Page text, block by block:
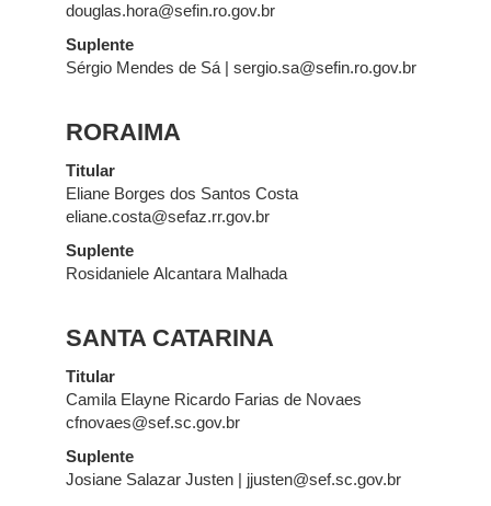
douglas.hora@sefin.ro.gov.br
Suplente
Sérgio Mendes de Sá | sergio.sa@sefin.ro.gov.br
RORAIMA
Titular
Eliane Borges dos Santos Costa
eliane.costa@sefaz.rr.gov.br
Suplente
Rosidaniele Alcantara Malhada
SANTA CATARINA
Titular
Camila Elayne Ricardo Farias de Novaes
cfnovaes@sef.sc.gov.br
Suplente
Josiane Salazar Justen | jjusten@sef.sc.gov.br